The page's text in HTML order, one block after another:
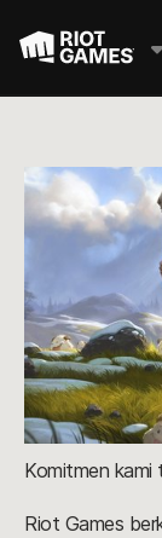
Komitmen kami
Riot Games